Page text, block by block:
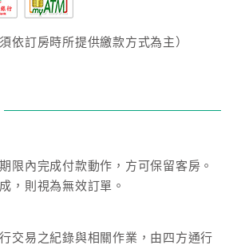
依訂房時所提供繳款方式為主）
限內完成付款動作，方可保留客房。
，則視為無效訂單。
交易之紀錄與相關作業，由四方通行